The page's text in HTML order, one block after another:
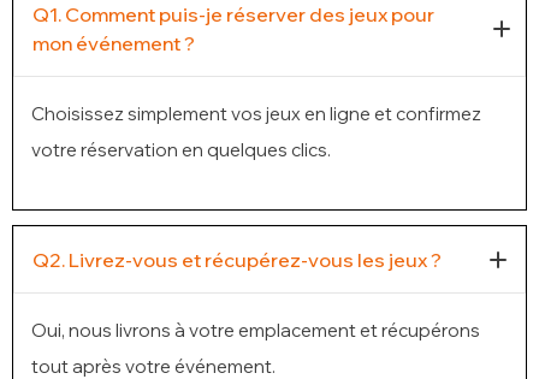
Q1. Comment puis-je réserver des jeux pour
mon événement ?
Choisissez simplement vos jeux en ligne et confirmez
votre réservation en quelques clics.
Q2. Livrez-vous et récupérez-vous les jeux ?
Oui, nous livrons à votre emplacement et récupérons
tout après votre événement.